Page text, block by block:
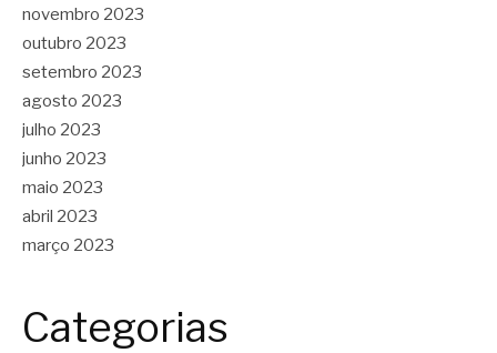
novembro 2023
outubro 2023
setembro 2023
agosto 2023
julho 2023
junho 2023
maio 2023
abril 2023
março 2023
Categorias